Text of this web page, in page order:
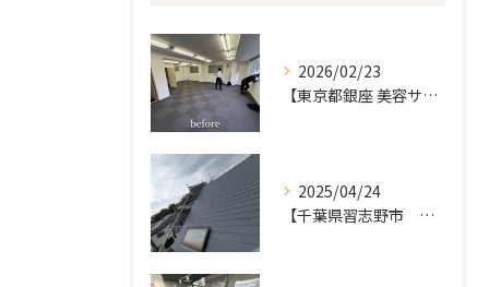
2026/02/23
【東京都銀座 美容サロン店舗工事】
2025/04/24
【千葉県習志野市 戸建て 屋根の葺き替え工事】